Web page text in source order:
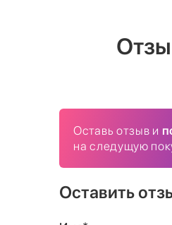
Оставь отзыв и
на следущую
Оставить